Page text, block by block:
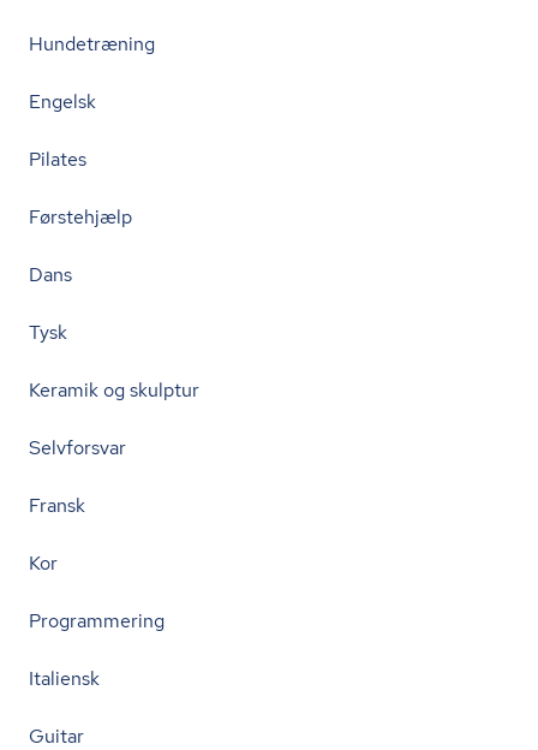
Hundetræning
Engelsk
Pilates
Førstehjælp
Dans
Tysk
Keramik og skulptur
Selvforsvar
Fransk
Kor
Programmering
Italiensk
Guitar